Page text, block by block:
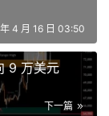
4 月 16 日 03:50
9 万美元
下一篇